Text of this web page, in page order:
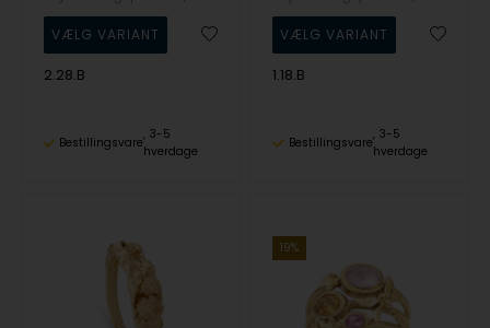
2.28.B
Bestillingsvare
3-5
hverdage
1.18.B
Bestillingsvare
3-5
hverdage
19%